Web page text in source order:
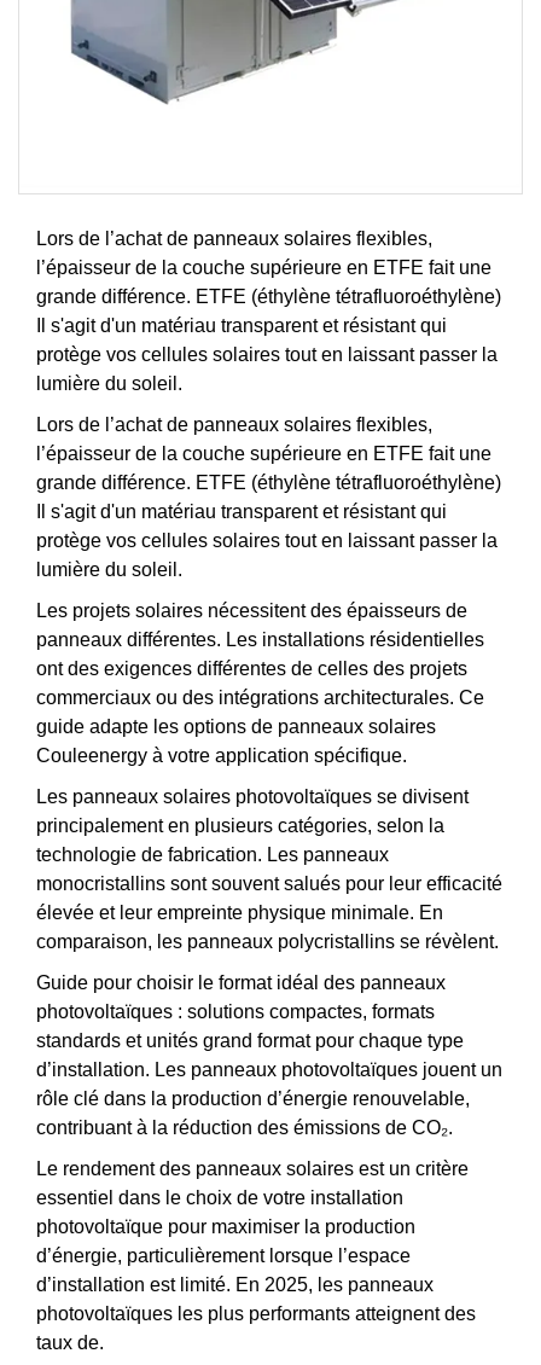
Lors de l’achat de panneaux solaires flexibles,
l’épaisseur de la couche supérieure en ETFE fait une
grande différence. ETFE (éthylène tétrafluoroéthylène)
Il s'agit d'un matériau transparent et résistant qui
protège vos cellules solaires tout en laissant passer la
lumière du soleil.
Lors de l’achat de panneaux solaires flexibles,
l’épaisseur de la couche supérieure en ETFE fait une
grande différence. ETFE (éthylène tétrafluoroéthylène)
Il s'agit d'un matériau transparent et résistant qui
protège vos cellules solaires tout en laissant passer la
lumière du soleil.
Les projets solaires nécessitent des épaisseurs de
panneaux différentes. Les installations résidentielles
ont des exigences différentes de celles des projets
commerciaux ou des intégrations architecturales. Ce
guide adapte les options de panneaux solaires
Couleenergy à votre application spécifique.
Les panneaux solaires photovoltaïques se divisent
principalement en plusieurs catégories, selon la
technologie de fabrication. Les panneaux
monocristallins sont souvent salués pour leur efficacité
élevée et leur empreinte physique minimale. En
comparaison, les panneaux polycristallins se révèlent.
Guide pour choisir le format idéal des panneaux
photovoltaïques : solutions compactes, formats
standards et unités grand format pour chaque type
d’installation. Les panneaux photovoltaïques jouent un
rôle clé dans la production d’énergie renouvelable,
contribuant à la réduction des émissions de CO₂.
Le rendement des panneaux solaires est un critère
essentiel dans le choix de votre installation
photovoltaïque pour maximiser la production
d’énergie, particulièrement lorsque l’espace
d’installation est limité. En 2025, les panneaux
photovoltaïques les plus performants atteignent des
taux de.